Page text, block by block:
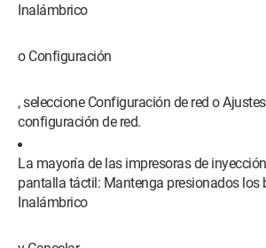
Inalámbrico
o Configuración
, seleccione Configuración de red o
configuración de red.
La mayoría de las impresoras de
pantalla táctil: Mantenga presionados los
Inalámbrico